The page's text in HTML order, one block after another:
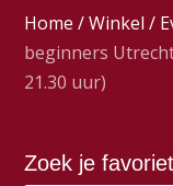
Home /Winkel /
beginners
21.30 uur)
Zoek je